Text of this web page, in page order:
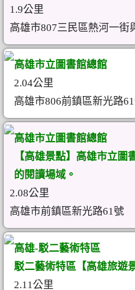
1.9公里
高雄市807三民區熱河一街
高雄市立圖書館總館
2.04公里
高雄市806前鎮區新光路
高雄市立圖書館總館
【高雄景點】高雄市立
的閱讀場域。
2.08公里
高雄市前鎮區新光路61號
高雄-駁二藝術特區
駁二藝術特區【高雄旅遊
2.11公里